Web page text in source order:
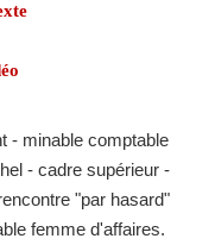
- minable comptable
- cadre supérieur -
"par hasard"
femme d'affaires.